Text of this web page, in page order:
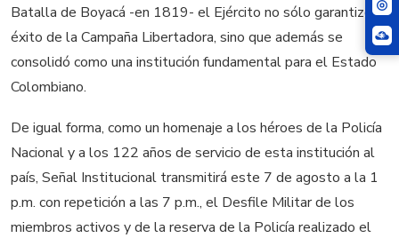
Batalla de Boyacá -en 1819- el Ejército no sólo garantizó el
éxito de la Campaña Libertadora, sino que además se
consolidó como una institución fundamental para el Estado
Colombiano.
De igual forma, como un homenaje a los héroes de la Policía
Nacional y a los 122 años de servicio de esta institución al
país, Señal Institucional transmitirá este 7 de agosto a la 1
p.m. con repetición a las 7 p.m., el Desfile Militar de los
miembros activos y de la reserva de la Policía realizado el